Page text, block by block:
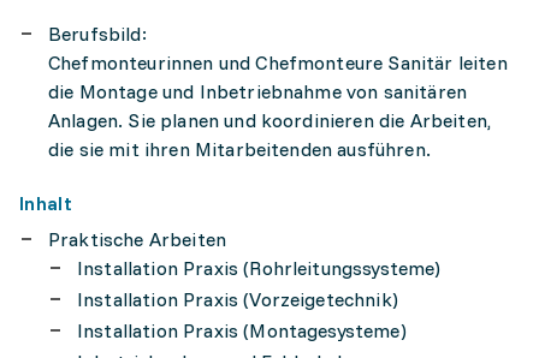
Berufsbild:
Chefmonteurinnen und Chefmonteure Sanitär leiten
die Montage und Inbetriebnahme von sanitären
Anlagen. Sie planen und koordinieren die Arbeiten,
die sie mit ihren Mitarbeitenden ausführen.
Inhalt
Praktische Arbeiten
Installation Praxis (Rohrleitungssysteme)
Installation Praxis (Vorzeigetechnik)
Installation Praxis (Montagesysteme)